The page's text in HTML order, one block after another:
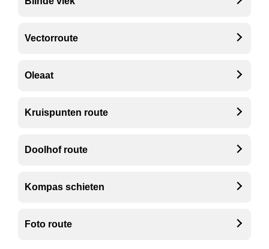
Vectorroute
Oleaat
Kruispunten route
Doolhof route
Kompas schieten
Foto route